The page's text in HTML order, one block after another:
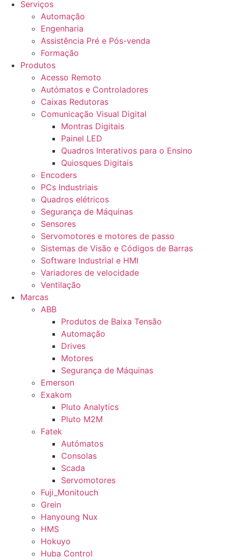
Serviços
Automação
Engenharia
Assistência Pré e Pós-venda
Formação
Produtos
Acesso Remoto
Autómatos e Controladores
Caixas Redutoras
Comunicação Visual Digital
Montras Digitais
Painel LED
Quadros Interativos para o Ensino
Quiosques Digitais
Encoders
PCs Industriais
Quadros elétricos
Segurança de Máquinas
Sensores
Servomotores e motores de passo
Sistemas de Visão e Códigos de Barras
Software Industrial e HMI
Variadores de velocidade
Ventilação
Marcas
ABB
Produtos de Baixa Tensão
Automação
Drives
Motores
Segurança de Máquinas
Emerson
Exakom
Pluto Analytics
Pluto M2M
Fatek
Autómatos
Consolas
Scada
Servomotores
Fuji_Monitouch
Grein
Hanyoung Nux
HMS
Hokuyo
Huba Control